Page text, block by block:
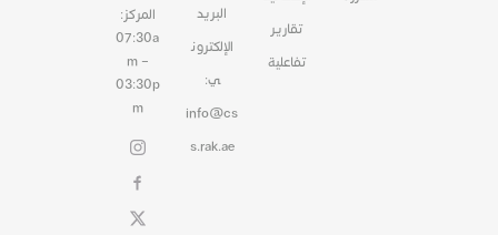
تقارير
تفاعلية
البريد
الإلكترون
ي:
info@cs
s.rak.ae
المركز:
07:30a
m –
03:30p
m